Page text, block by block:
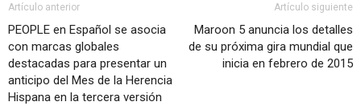
Artículo anterior
PEOPLE en Español se asocia
con marcas globales
destacadas para presentar un
anticipo del Mes de la Herencia
Hispana en la tercera versión
Artículo siguiente
Maroon 5 anuncia los detalles
de su próxima gira mundial que
inicia en febrero de 2015